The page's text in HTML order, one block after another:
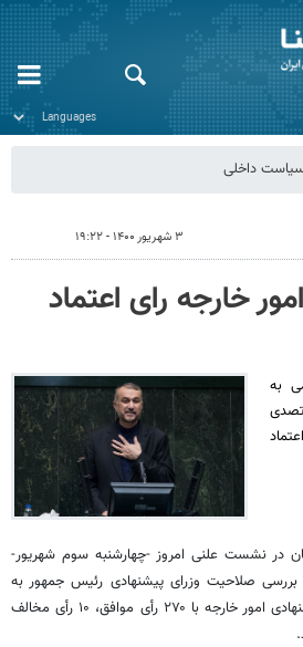
داخلی
۳ شهریور ۱۴۰۰ - ۱۹:۲۲
خارجه رای اعتماد
به
در نشست علنی امروز -چهارشنبه سوم شهریور-
صلاحیت وزرای پیشنهادی رئیس جمهور به
امور خارجه با ۲۷۰
رأی موافق، ۱۰ رأیمخالف